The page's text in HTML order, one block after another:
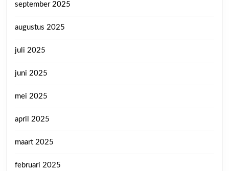
september 2025
augustus 2025
juli 2025
juni 2025
mei 2025
april 2025
maart 2025
februari 2025